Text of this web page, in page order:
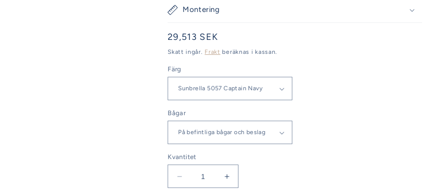
Montering
Ordinarie
pris
29,513 SEK
Skatt ingår. Frakt beräknas i kassan.
Färg
Bågar
Kvantitet
Minska
Öka